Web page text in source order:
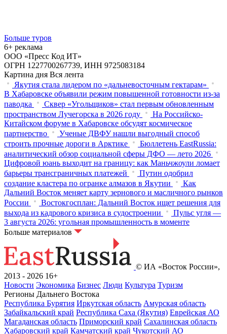
Больше туров
6+ реклама
ООО «Пресс Код ИТ»
ОГРН 1227700267739, ИНН 9725083184
Картина дня Вся лента
Якутия стала лидером по «дальневосточным гектарам»
В Хабаровске объявили режим повышенной готовности из‑за
паводка
Сквер «Угольщиков» стал первым обновленным
пространством Лучегорска в 2026 году
На Российско-
Китайском форуме в Хабаровске обсудят космическое
партнерство
Ученые ДВФУ нашли выгодный способ
строить прочные дороги в Арктике
Бюллетень EastRussia:
аналитический обзор социальной сферы ДФО — лето 2026
Цифровой юань выходит на границу: как Маньчжоули ломает
барьеры трансграничных платежей
Путин одобрил
создание кластера по огранке алмазов в Якутии
Как
Дальний Восток меняет карту зернового и масличного рынков
России
Востокгосплан: Дальний Восток ищет решения для
выхода из кадрового кризиса в судостроении
Пульс угля —
3 августа 2026: угольная промышленность в моменте
Больше материалов
© ИА «Восток России»,
2013 - 2026 16+
Новости Экономика Бизнес Люди Культура Туризм
Регионы Дальнего Востока
Республика Бурятия Иркутская область Амурская область
Забайкальский край Республика Саха (Якутия) Еврейская АО
Магаданская область Приморский край Сахалинская область
Хабаровский край Камчатский край Чукотский АО